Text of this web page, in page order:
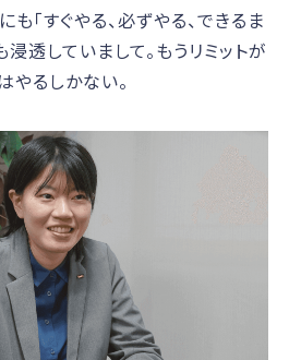
「すぐやる、必ずやる、できるま
透していまして。もうリミットが
やるしかない。